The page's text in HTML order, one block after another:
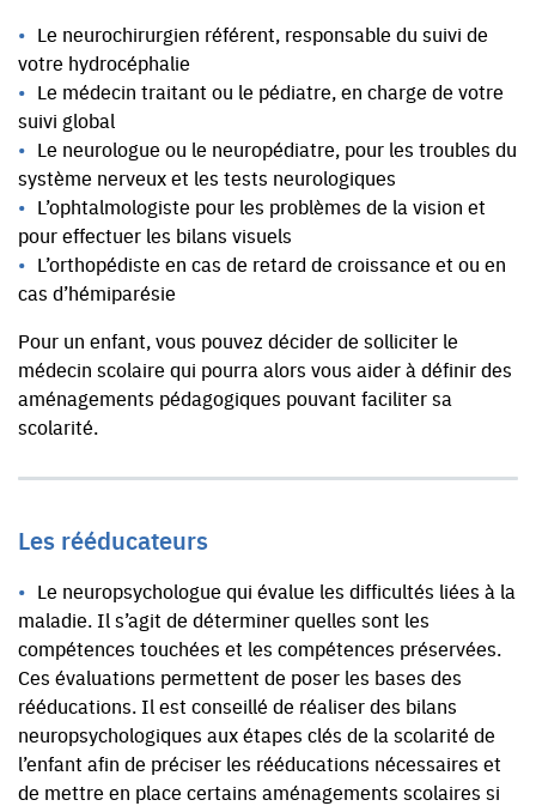
Le neurochirurgien référent, responsable du suivi de
votre hydrocéphalie
Le médecin traitant ou le pédiatre, en charge de votre
suivi global
Le neurologue ou le neuropédiatre, pour les troubles du
système nerveux et les tests neurologiques
L’ophtalmologiste pour les problèmes de la vision et
pour effectuer les bilans visuels
L’orthopédiste en cas de retard de croissance et ou en
cas d’hémiparésie
Pour un enfant, vous pouvez décider de solliciter le
médecin scolaire qui pourra alors vous aider à définir des
aménagements pédagogiques pouvant faciliter sa
scolarité.
Les rééducateurs
Le neuropsychologue qui évalue les difficultés liées à la
maladie. Il s’agit de déterminer quelles sont les
compétences touchées et les compétences préservées.
Ces évaluations permettent de poser les bases des
rééducations. Il est conseillé de réaliser des bilans
neuropsychologiques aux étapes clés de la scolarité de
l’enfant afin de préciser les rééducations nécessaires et
de mettre en place certains aménagements scolaires si